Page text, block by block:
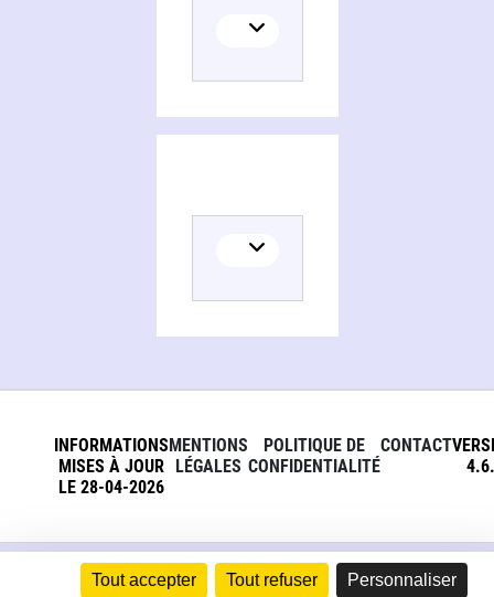
Tout accepter Tout refuser Personnaliser
INFORMATIONS
MISES À JOUR
LE 28-04-2026
MENTIONS
LÉGALES
POLITIQUE DE
CONFIDENTIALITÉ
CONTACT